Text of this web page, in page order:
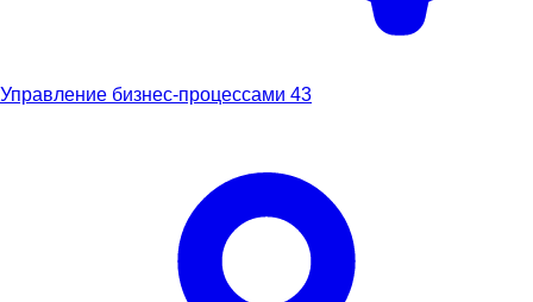
Управление бизнес-процессами 43